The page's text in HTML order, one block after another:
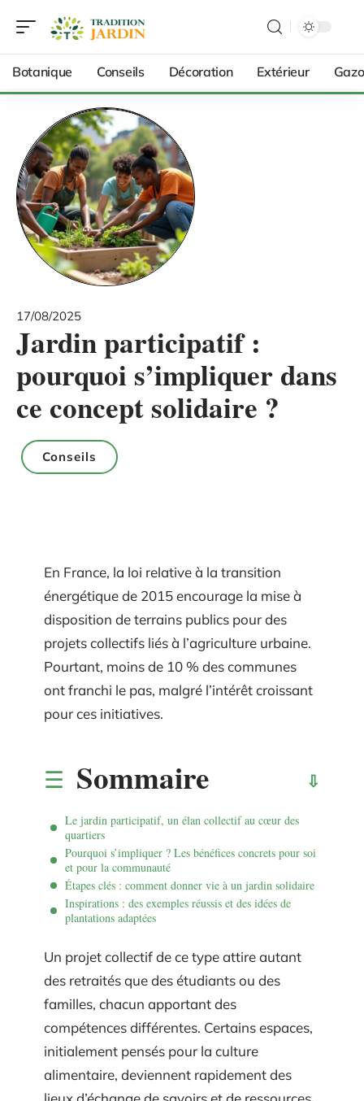
Botanique Conseils Décoration Extérieur
17/08/2025
Jardin participatif :
pourquoi s’impliquer dans
ce concept solidaire ?
Conseils
En France, la loi relative à la transition
énergétique de 2015 encourage la mise à
disposition de terrains publics pour des
projets collectifs liés à l’agriculture urbaine.
Pourtant, moins de 10 % des communes
ont franchi le pas, malgré l’intérêt croissant
pour ces initiatives.
Sommaire
Le jardin participatif, un élan collectif au cœur des
quartiers
Pourquoi s’impliquer ? Les bénéfices concrets pour soi
et pour la communauté
Étapes clés : comment donner vie à un jardin solidaire
Inspirations : des exemples réussis et des idées de
plantations adaptées
Un projet collectif de ce type attire autant
des retraités que des étudiants ou des
familles, chacun apportant des
compétences différentes. Certains espaces,
initialement pensés pour la culture
alimentaire, deviennent rapidement des